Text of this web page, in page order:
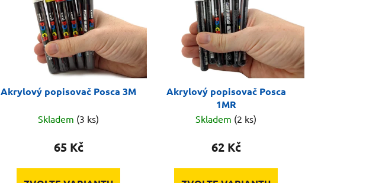
Akrylový popisovač Posca 3M
Skladem (3 ks)
65 Kč
Akrylový popisovač Posca
1MR
Skladem (2 ks)
62 Kč